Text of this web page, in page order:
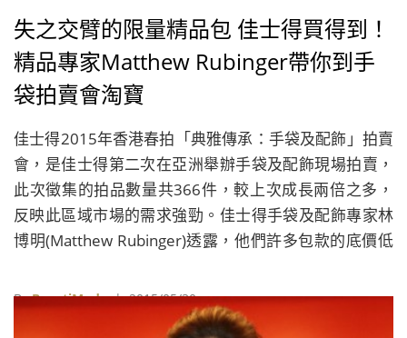
失之交臂的限量精品包 佳士得買得到！
精品專家Matthew Rubinger帶你到手
袋拍賣會淘寶
佳士得2015年香港春拍「典雅傳承：手袋及配飾」拍賣
會，是佳士得第二次在亞洲舉辦手袋及配飾現場拍賣，
此次徵集的拍品數量共366件，較上次成長兩倍之多，
反映此區域市場的需求強勁。佳士得手袋及配飾專家林
博明(Matthew Rubinger)透露，他們許多包款的底價低
魚皮包，底價幾乎是零售價的一折，若能以這樣的價格
拍得，那絕對是非常物超所值的。
ByBeautiMode| 2015/05/30